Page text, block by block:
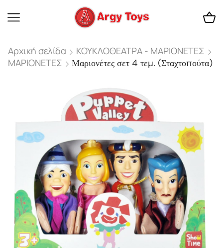
Αρχική σελίδα
ΚΟΥΚΛΟΘΕΑΤΡΑ - ΜΑΡΙΟΝΕΤΕΣ
ΜΑΡΙΟΝΕΤΕΣ
Μαριονέτες σετ 4 τεμ. (Σταχτοπούτα)